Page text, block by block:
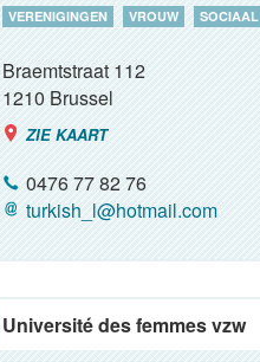
VERENIGINGEN VROUW SOCIAAL
Braemtstraat 112
1210Brussel
ZIE KAART
0476 77 82 76
turkish_l@hotmail.com
Université des femmes vzw